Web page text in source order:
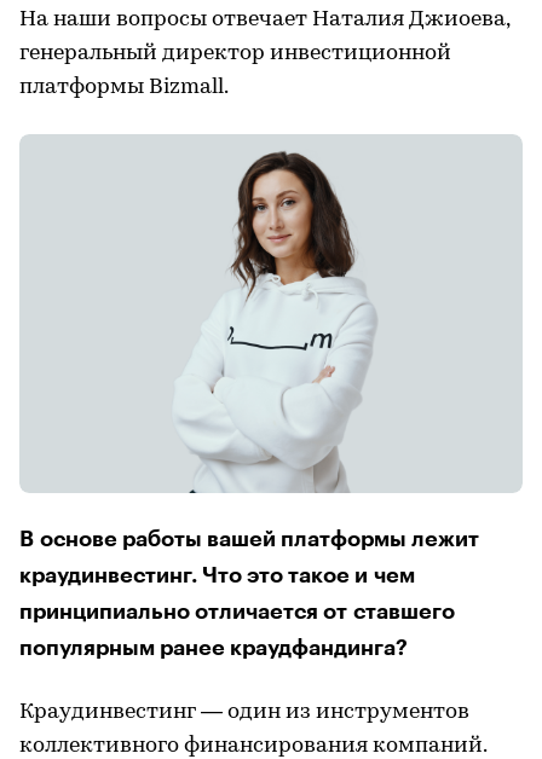
На наши вопросы отвечает Наталия Джиоева,
генеральный директор инвестиционной
платформы Bizmall.
В основе работы вашей платформы лежит
краудинвестинг. Что это такое и чем
принципиально отличается от ставшего
популярным ранее краудфандинга?
Краудинвестинг — один из инструментов
коллективного финансирования компаний.